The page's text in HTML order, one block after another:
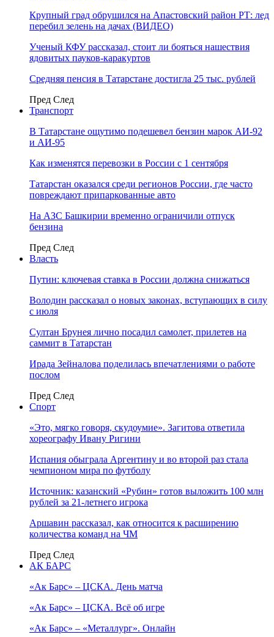
Крупный град обрушился на Апастовский район РТ: лед
перебил зелень на дачах (ВИДЕО)
Ученый КФУ рассказал, стоит ли бояться нашествия
ядовитых пауков-каракуртов
Средняя пенсия в Татарстане достигла 25 тыс. рублей
Пред След
Транспорт
В Татарстане ощутимо подешевел бензин марок АИ-92
и АИ-95
Как изменятся перевозки в России с 1 сентября
Татарстан оказался среди регионов России, где часто
повреждают припаркованные авто
На АЗС Башкирии временно ограничили отпуск
бензина
Пред След
Власть
Путин: ключевая ставка в России должна снижаться
Володин рассказал о новых законах, вступающих в силу
с июля
Султан Брунея лично посадил самолет, прилетев на
саммит в Татарстан
Ирада Зейналова поделилась впечатлениями о работе
послом
Пред След
Спорт
«Это, мягко говоря, скудоумие». Загитова ответила
хореографу Ивану Ригини
Испания обыграла Аргентину и во второй раз стала
чемпионом мира по футболу
Источник: казанский «Рубин» готов выложить 100 млн
рублей за 21-летнего игрока
Аршавин рассказал, как относится к расширению
количества команд на ЧМ
Пред След
АК БАРС
«Ак Барс» – ЦСКА. День матча
«Ак Барс» – ЦСКА. Всё об игре
«Ак Барс» – «Металлург». Онлайн